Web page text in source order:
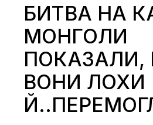
БИТВА НА
МОНГОЛИ
ВОНИ ЛОХИ